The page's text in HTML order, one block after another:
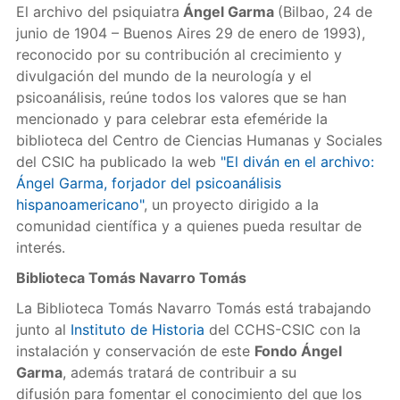
El archivo del psiquiatra Ángel Garma (Bilbao, 24 de
junio de 1904 – Buenos Aires 29 de enero de 1993),
reconocido por su contribución al crecimiento y
divulgación del mundo de la neurología y el
psicoanálisis, reúne todos los valores que se han
mencionado y para celebrar esta efeméride la
biblioteca del Centro de Ciencias Humanas y Sociales
del CSIC ha publicado la web "El diván en el archivo:
Ángel Garma, forjador del psicoanálisis
hispanoamericano", un proyecto dirigido a la
comunidad científica y a quienes pueda resultar de
interés.
Biblioteca Tomás Navarro Tomás
La Biblioteca Tomás Navarro Tomás está trabajando
junto al Instituto de Historia del CCHS-CSIC con la
instalación y conservación de este Fondo Ángel
Garma, además tratará de contribuir a su
difusión para fomentar el conocimiento del que los